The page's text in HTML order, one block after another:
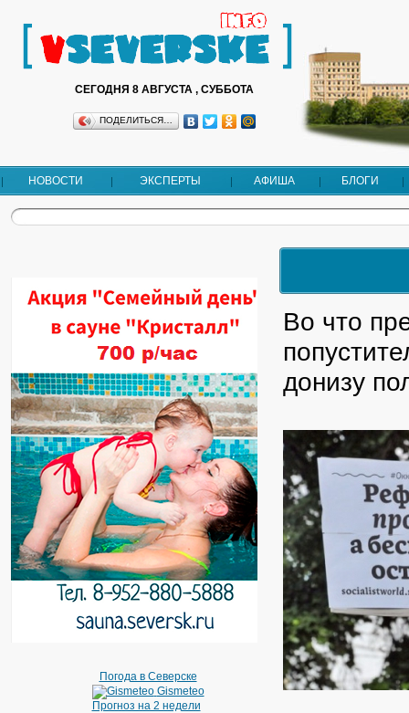
СЕГОДНЯ 8 АВГУСТА , СУББОТА
ПОДЕЛИТЬСЯ…
НОВОСТИ ЭКСПЕРТЫ АФИША БЛОГИ
Погода в Северске
Gismeteo
Прогноз на 2 недели
Во что
донизу